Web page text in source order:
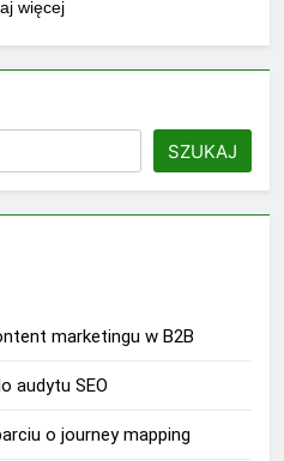
więcej
SZUKAJ
marketingu w B2B
audytu SEO
o journey mapping